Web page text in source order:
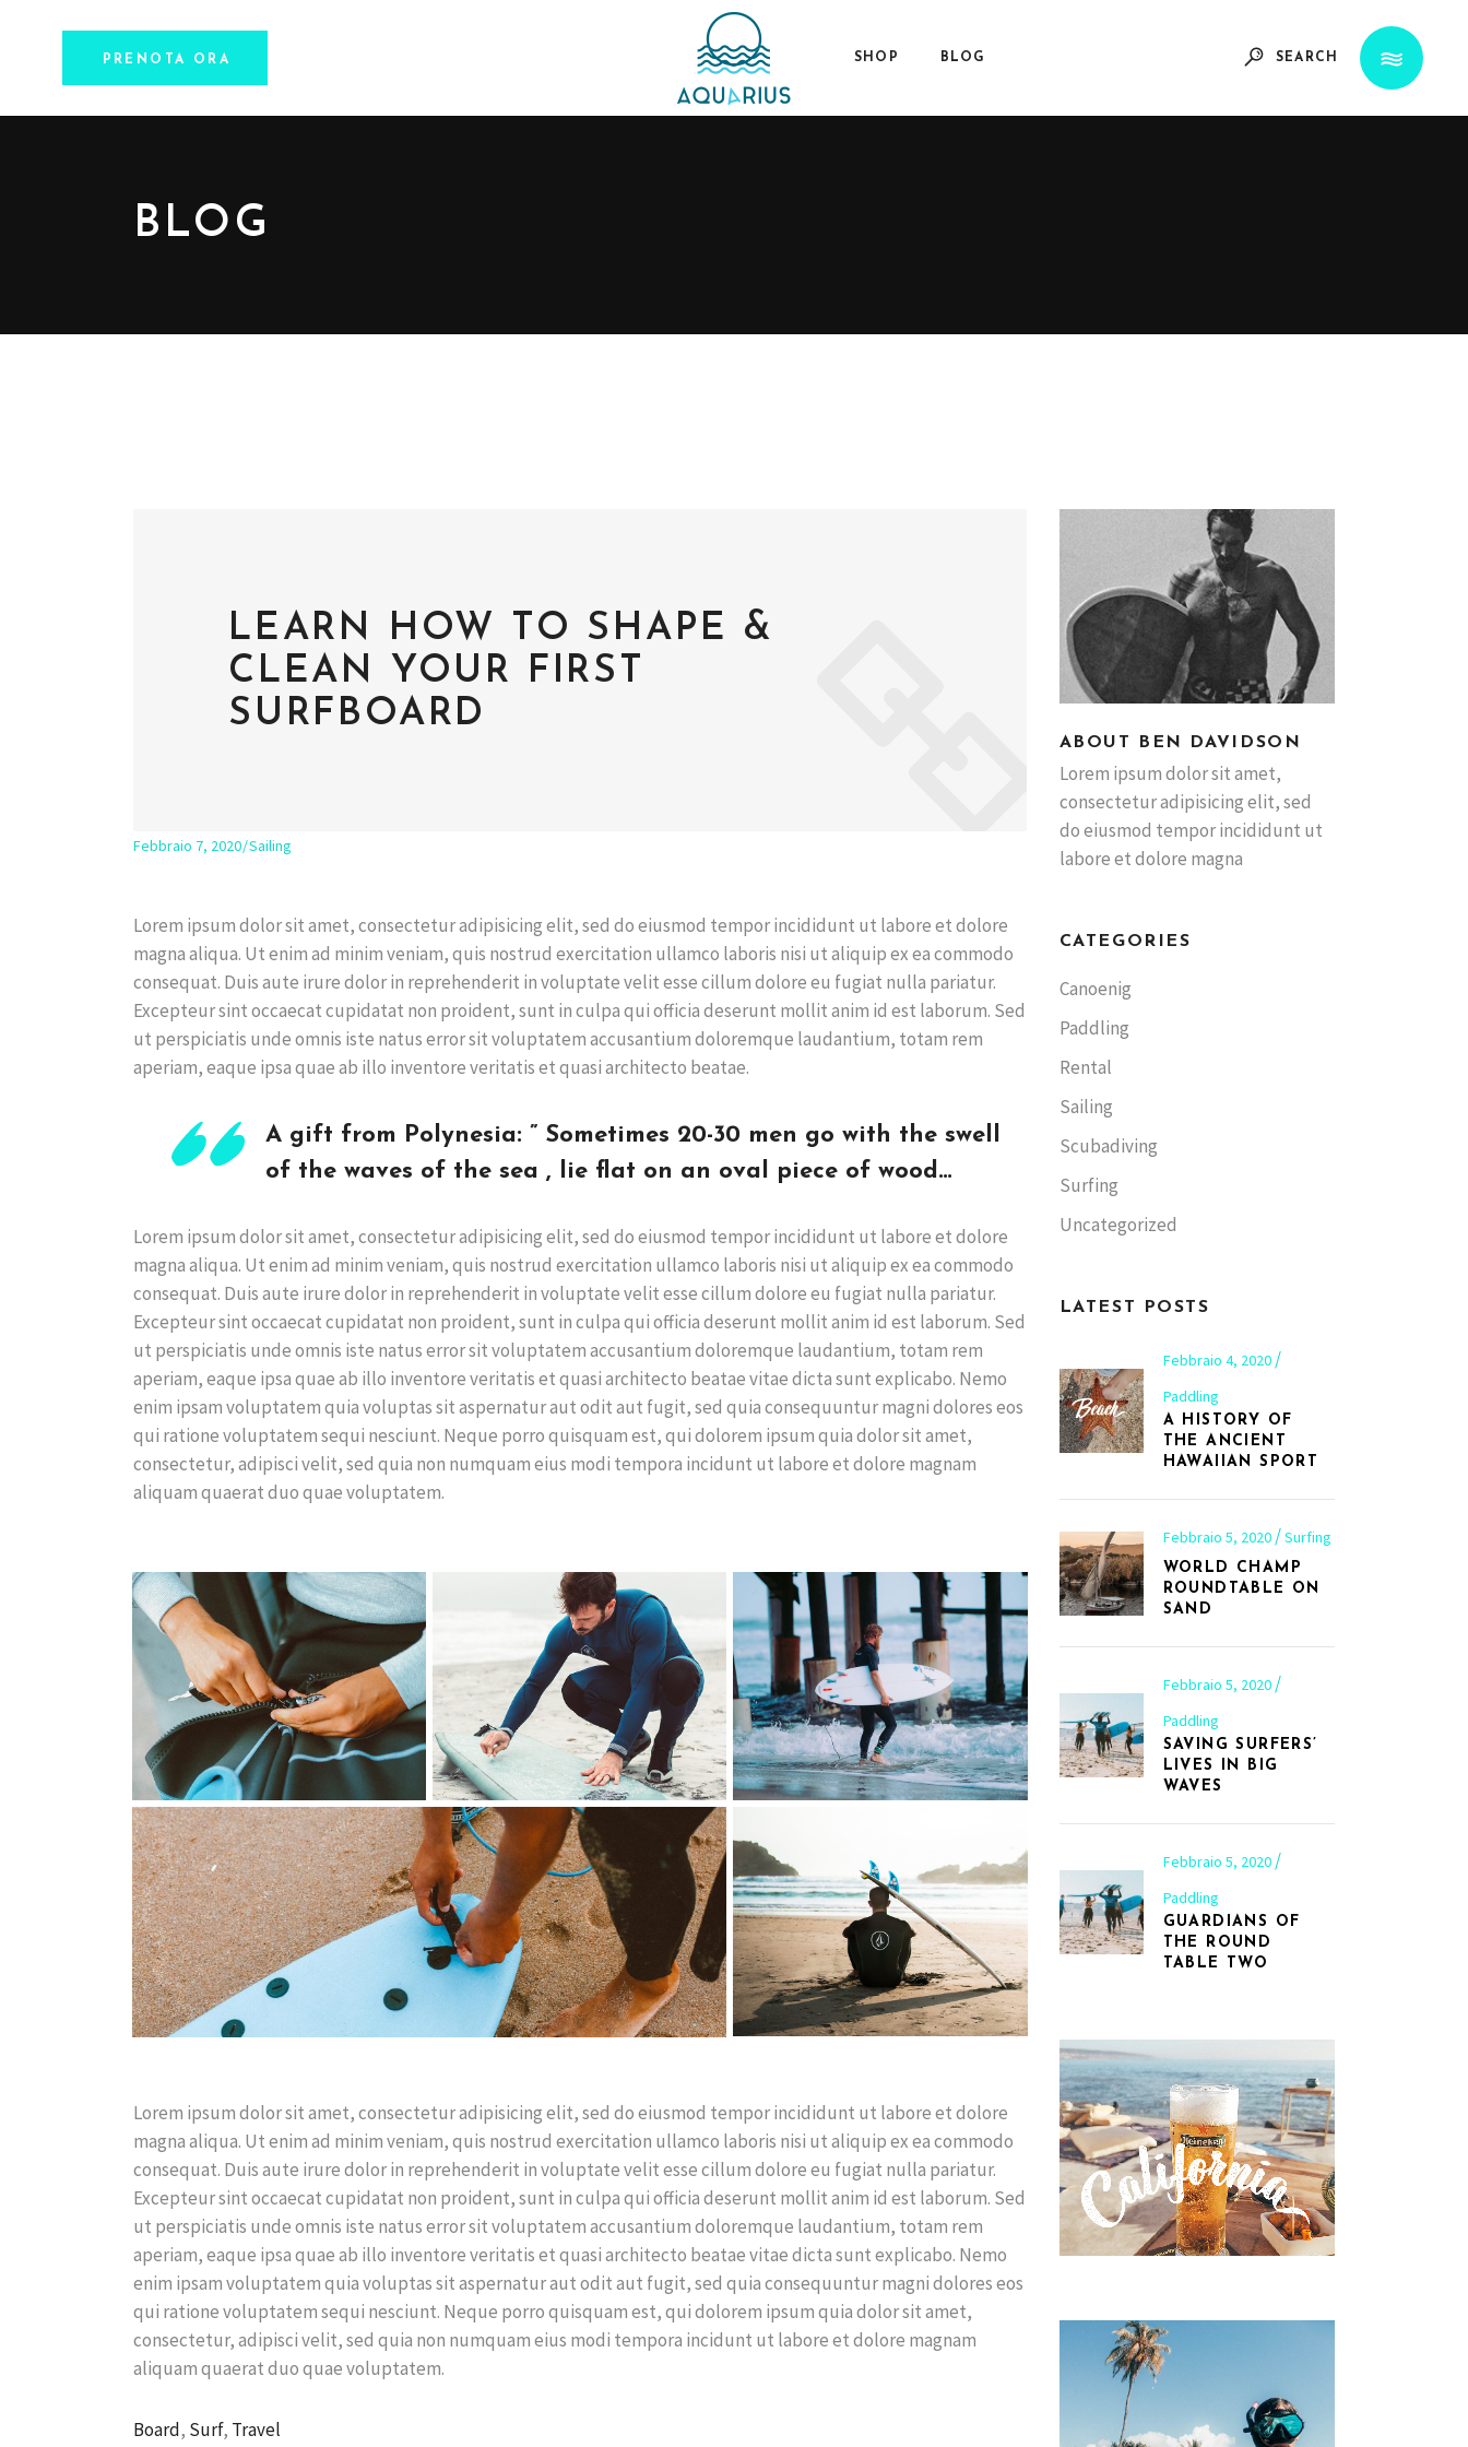
PRENOTA ORA SHOP BLOG SEARCH
BLOG
LEARN HOW TO SHAPE &
CLEAN YOUR FIRST
SURFBOARD
Febbraio 7, 2020 Sailing
Lorem ipsum dolor sit amet, consectetur adipisicing elit, sed do eiusmod tempor incididunt ut labore et dolore
magna aliqua. Ut enim ad minim veniam, quis nostrud exercitation ullamco laboris nisi ut aliquip ex ea commodo
consequat. Duis aute irure dolor in reprehenderit in voluptate velit esse cillum dolore eu fugiat nulla pariatur.
Excepteur sint occaecat cupidatat non proident, sunt in culpa qui officia deserunt mollit anim id est laborum. Sed
ut perspiciatis unde omnis iste natus error sit voluptatem accusantium doloremque laudantium, totam rem
aperiam, eaque ipsa quae ab illo inventore veritatis et quasi architecto beatae.
A gift from Polynesia: ” Sometimes 20-30 men go with the swell
of the waves of the sea , lie flat on an oval piece of wood…
Lorem ipsum dolor sit amet, consectetur adipisicing elit, sed do eiusmod tempor incididunt ut labore et dolore
magna aliqua. Ut enim ad minim veniam, quis nostrud exercitation ullamco laboris nisi ut aliquip ex ea commodo
consequat. Duis aute irure dolor in reprehenderit in voluptate velit esse cillum dolore eu fugiat nulla pariatur.
Excepteur sint occaecat cupidatat non proident, sunt in culpa qui officia deserunt mollit anim id est laborum. Sed
ut perspiciatis unde omnis iste natus error sit voluptatem accusantium doloremque laudantium, totam rem
aperiam, eaque ipsa quae ab illo inventore veritatis et quasi architecto beatae vitae dicta sunt explicabo. Nemo
enim ipsam voluptatem quia voluptas sit aspernatur aut odit aut fugit, sed quia consequuntur magni dolores eos
qui ratione voluptatem sequi nesciunt. Neque porro quisquam est, qui dolorem ipsum quia dolor sit amet,
consectetur, adipisci velit, sed quia non numquam eius modi tempora incidunt ut labore et dolore magnam
aliquam quaerat duo quae voluptatem.
Lorem ipsum dolor sit amet, consectetur adipisicing elit, sed do eiusmod tempor incididunt ut labore et dolore
magna aliqua. Ut enim ad minim veniam, quis nostrud exercitation ullamco laboris nisi ut aliquip ex ea commodo
consequat. Duis aute irure dolor in reprehenderit in voluptate velit esse cillum dolore eu fugiat nulla pariatur.
Excepteur sint occaecat cupidatat non proident, sunt in culpa qui officia deserunt mollit anim id est laborum. Sed
ut perspiciatis unde omnis iste natus error sit voluptatem accusantium doloremque laudantium, totam rem
aperiam, eaque ipsa quae ab illo inventore veritatis et quasi architecto beatae vitae dicta sunt explicabo. Nemo
enim ipsam voluptatem quia voluptas sit aspernatur aut odit aut fugit, sed quia consequuntur magni dolores eos
qui ratione voluptatem sequi nesciunt. Neque porro quisquam est, qui dolorem ipsum quia dolor sit amet,
consectetur, adipisci velit, sed quia non numquam eius modi tempora incidunt ut labore et dolore magnam
aliquam quaerat duo quae voluptatem.
Board, Surf, Travel
ABOUT BEN DAVIDSON
Lorem ipsum dolor sit amet,
consectetur adipisicing elit, sed
do eiusmod tempor incididunt ut
labore et dolore magna
CATEGORIES
Canoenig
Paddling
Rental
Sailing
Scubadiving
Surfing
Uncategorized
LATEST POSTS
Febbraio 4, 2020
Paddling
A HISTORY OF
THE ANCIENT
HAWAIIAN SPORT
Febbraio 5, 2020 Surfing
WORLD CHAMP
ROUNDTABLE ON
SAND
Febbraio 5, 2020
Paddling
SAVING SURFERS’
LIVES IN BIG
WAVES
Febbraio 5, 2020
Paddling
GUARDIANS OF
THE ROUND
TABLE TWO